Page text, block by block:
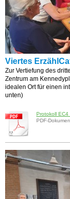
Viertes
Zur Vertiefung des
Zentrum am
idealen Ort für einen
unten)
Protokoll
PDF-